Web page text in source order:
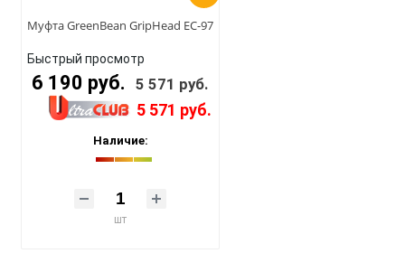
Муфта GreenBean GripHead EC-97
Быстрый просмотр
6 190 руб. 5 571 руб.
5 571 руб.
Наличие:
шт